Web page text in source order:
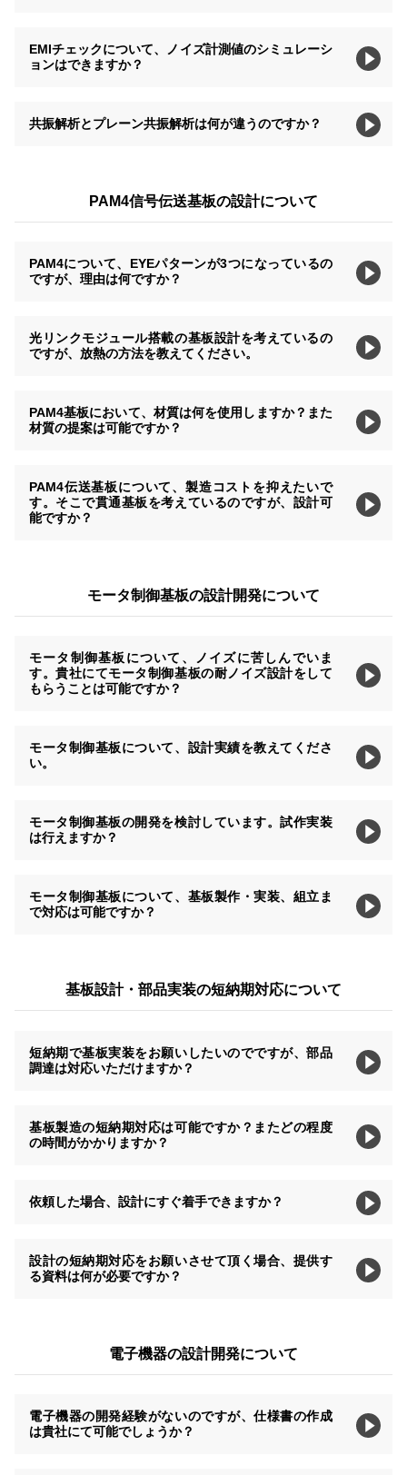
EMIチェックについて、ノイズ計測値のシミュレーシ
ョンはできますか？
共振解析とプレーン共振解析は何が違うのですか？
PAM4信号伝送基板の設計について
PAM4について、EYEパターンが3つになっているの
ですが、理由は何ですか？
光リンクモジュール搭載の基板設計を考えているの
ですが、放熱の方法を教えてください。
PAM4基板において、材質は何を使用しますか？また
材質の提案は可能ですか？
PAM4伝送基板について、製造コストを抑えたいで
す。そこで貫通基板を考えているのですが、設計可
能ですか？
モータ制御基板の設計開発について
モータ制御基板について、ノイズに苦しんでいま
す。貴社にてモータ制御基板の耐ノイズ設計をして
もらうことは可能ですか？
モータ制御基板について、設計実績を教えてくださ
い。
モータ制御基板の開発を検討しています。試作実装
は行えますか？
モータ制御基板について、基板製作・実装、組立ま
で対応は可能ですか？
基板設計・部品実装の短納期対応について
短納期で基板実装をお願いしたいのでですが、部品
調達は対応いただけますか？
基板製造の短納期対応は可能ですか？またどの程度
の時間がかかりますか？
依頼した場合、設計にすぐ着手できますか？
設計の短納期対応をお願いさせて頂く場合、提供す
る資料は何が必要ですか？
電子機器の設計開発について
電子機器の開発経験がないのですが、仕様書の作成
は貴社にて可能でしょうか？